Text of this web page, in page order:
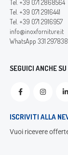
Tel. +39 071 2868564
Tel. +39 071 2916441
Tel. +39 071 2916957
info@inoxforniture.it
WhatsApp 331
SEGUICI ANCHE SU
ISCRIVITI ALLA
Vuoi ricevere